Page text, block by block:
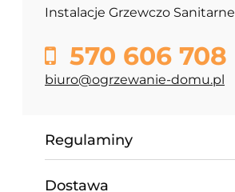
Instalacje Grzewczo Sanitarne
570 606 708
biuro@ogrzewanie-domu.pl
Regulaminy
Dostawa